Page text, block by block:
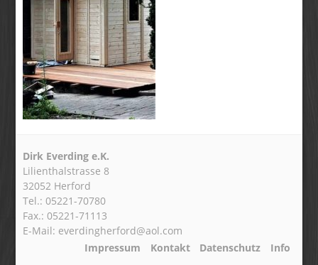
Dirk Everding e.K.
Lilienthalstrasse 8
32052 Herford
Tel.: 05221-70780
Fax.: 05221-71113
E-Mail: everdingherford@aol.com
Impressum
Kontakt Datenschutz Info